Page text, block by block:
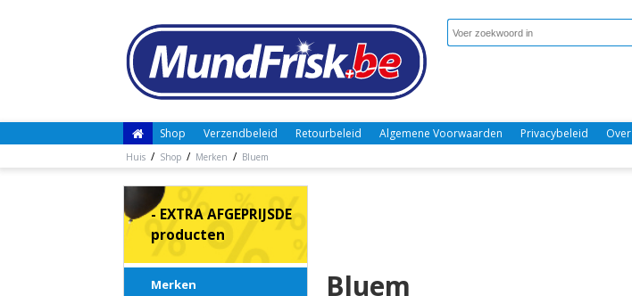
Shop Verzendbeleid Retourbeleid Algemene Voorwaarden Privacybeleid
Huis / Shop / Merken / Bluem
- EXTRA AFGEPRIJSDE
producten
Merken Bluem